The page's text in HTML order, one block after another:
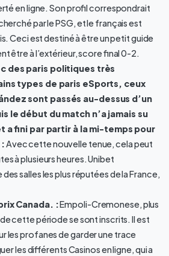
en ligne. Son profil correspondrait
par le PSG, et le français est
Ceci est destiné à être un petit guide
être à l’extérieur, score final 0-2.
des paris politiques très
types de paris eSports, ceux
sont passés au-dessus d’un
le début du match n’a jamais su
a fini par partir à la mi-temps pour
Avec cette nouvelle tenue, cela peut
à plusieurs heures. Unibet
salles les plus réputées de la France,
Canada. :Empoli-Cremonese, plus
cette période se sont inscrits. Il est
les profanes de garder une trace
les différents Casinos en ligne, qui a